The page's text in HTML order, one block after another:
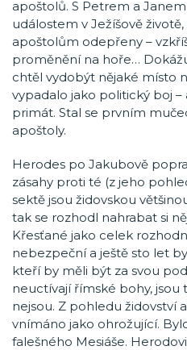
apoštolů. S Petrem a
událostem v Ježíšově
apoštolům odepřeny –
proměnění na hoře…
chtěl vydobýt nějaké místo
vypadalo jako politický boj –
primát. Stal se prvním
apoštoly.
Herodes po Jakubově
zásahy proti té (z jeho
sektě jsou židovskou
tak se rozhodl nahrabat si
Křesťané jako celek
nebezpeční a ještě sto let
kteří by měli být za svou
neuctívají římské bohy,
nejsou. Z pohledu židovství
vnímáno jako ohrožující.
falešného Mesiáše.